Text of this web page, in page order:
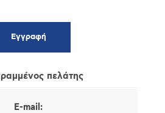
πελάτης
E-mail: